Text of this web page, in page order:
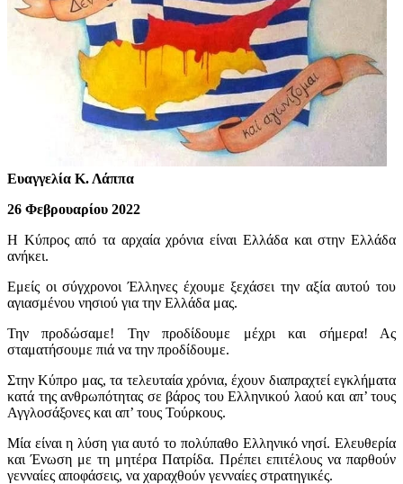
Ευαγγελία Κ. Λάππα
26 Φεβρουαρίου 2022
Η Κύπρος από τα αρχαία χρόνια είναι Ελλάδα και στην Ελλάδα
ανήκει.
Εμείς οι σύγχρονοι Έλληνες έχουμε ξεχάσει την αξία αυτού του
αγιασμένου νησιού για την Ελλάδα μας.
Την προδώσαμε! Την προδίδουμε μέχρι και σήμερα! Ας
σταματήσουμε πιά να την προδίδουμε.
Στην Κύπρο μας, τα τελευταία χρόνια, έχουν διαπραχτεί εγκλήματα
κατά της ανθρωπότητας σε βάρος του Ελληνικού λαού και απ’ τους
Αγγλοσάξονες και απ’ τους Τούρκους.
Μία είναι η λύση για αυτό το πολύπαθο Ελληνικό νησί. Ελευθερία
και Ένωση με τη μητέρα Πατρίδα. Πρέπει επιτέλους να παρθούν
γενναίες αποφάσεις, να χαραχθούν γενναίες στρατηγικές.